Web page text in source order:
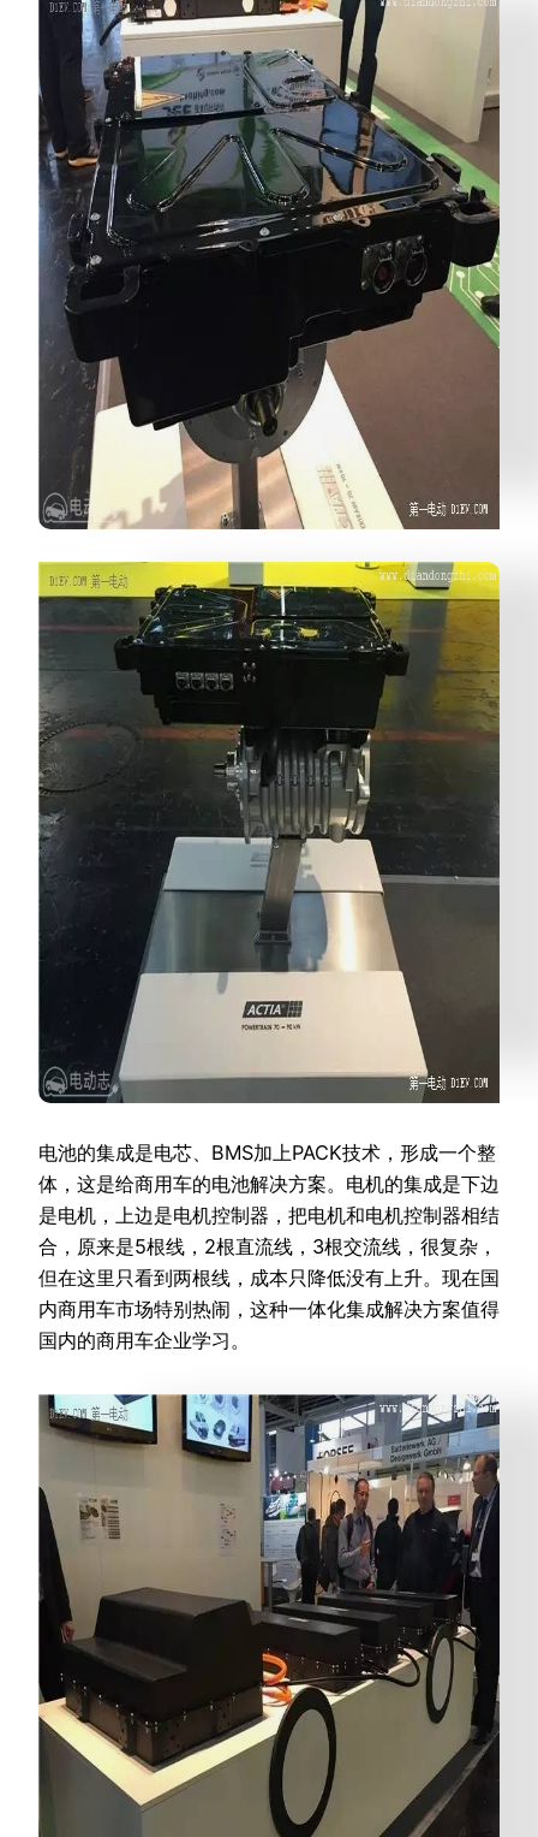
电池的集成是电芯、BMS加上PACK技术，形成一个整
体，这是给商用车的电池解决方案。电机的集成是下边
是电机，上边是电机控制器，把电机和电机控制器相结
合，原来是5根线，2根直流线，3根交流线，很复杂，
但在这里只看到两根线，成本只降低没有上升。现在国
内商用车市场特别热闹，这种一体化集成解决方案值得
国内的商用车企业学习。